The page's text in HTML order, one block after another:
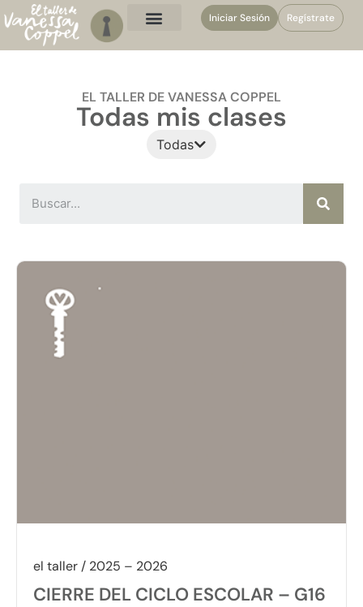
Iniciar Sesión Regístrate
EL TALLER DE VANESSA COPPEL
Todas mis clases
Todas
el taller / 2025 – 2026
CIERRE DEL CICLO ESCOLAR – G16